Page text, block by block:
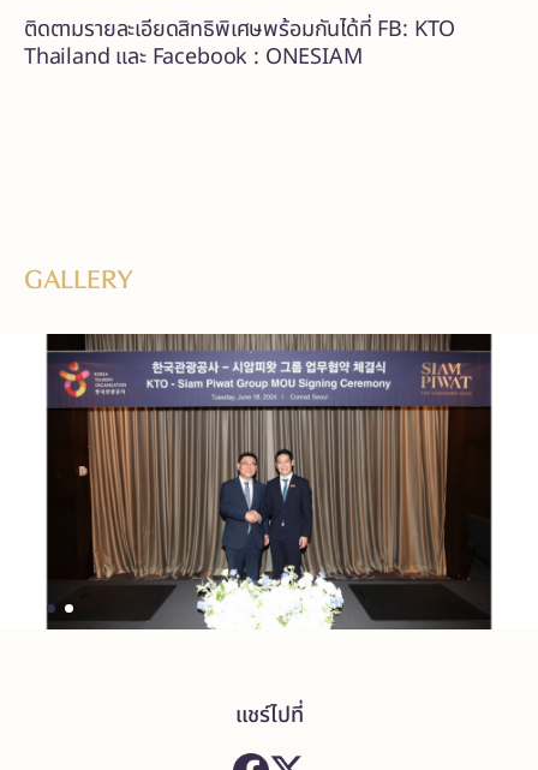
ติดตามรายละเอียดสิทธิพิเศษพร้อมกันได้ที่ FB: KTO
Thailand และ Facebook : ONESIAM
GALLERY
แชร์ไปที่